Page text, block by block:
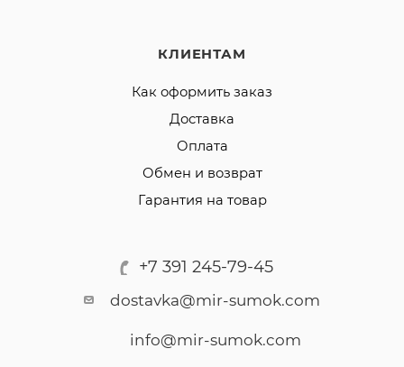
КЛИЕНТАМ
Как оформить заказ
Доставка
Оплата
Обмен и возврат
Гарантия на товар
+7 391 245-79-45
dostavka@mir-sumok.com
info@mir-sumok.com